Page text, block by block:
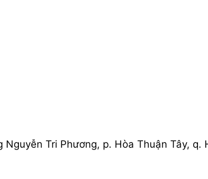
Tri Phương, p. Hòa Thuận Tây, q.